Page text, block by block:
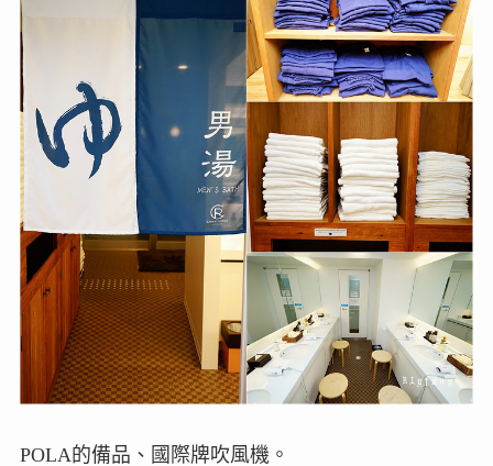
POLA的備品、國際牌吹風機。